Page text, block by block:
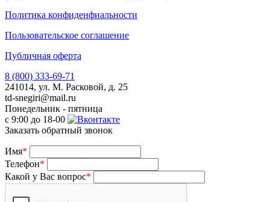
Политика конфиденфиальности
Пользовательское соглашение
Публичная оферта
8 (800) 333-69-71
241014, ул. М. Расковой, д. 25
td-snegiri@mail.ru
Понедельник - пятница
с 9:00 до 18-00
Заказать обратный звонок
Имя*
Телефон*
Какой у Вас вопрос*